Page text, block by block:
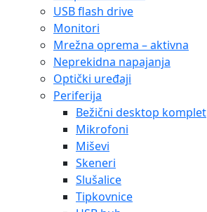
USB flash drive
Monitori
Mrežna oprema – aktivna
Neprekidna napajanja
Optički uređaji
Periferija
Bežični desktop komplet
Mikrofoni
Miševi
Skeneri
Slušalice
Tipkovnice